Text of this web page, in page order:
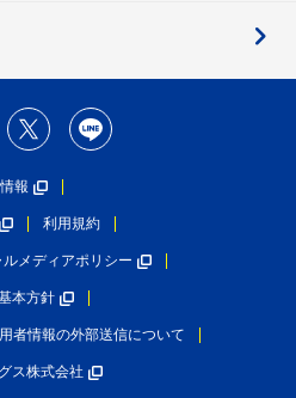
報
利用規約
ルメディアポリシー
本方針
者情報の外部送信について
ス株式会社